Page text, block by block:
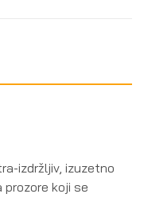
izdržljiv, izuzetno
prozore koji se